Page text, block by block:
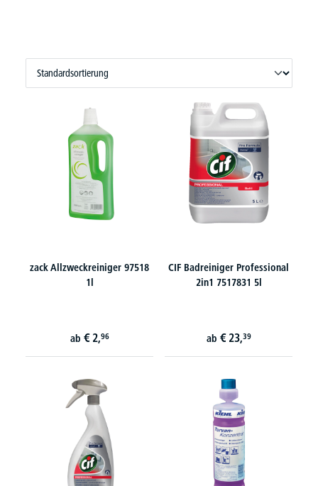
zack Allzweckreiniger 97518
1l
ab € 2,96
CIF Badreiniger Professional
2in1 7517831 5l
ab € 23,39